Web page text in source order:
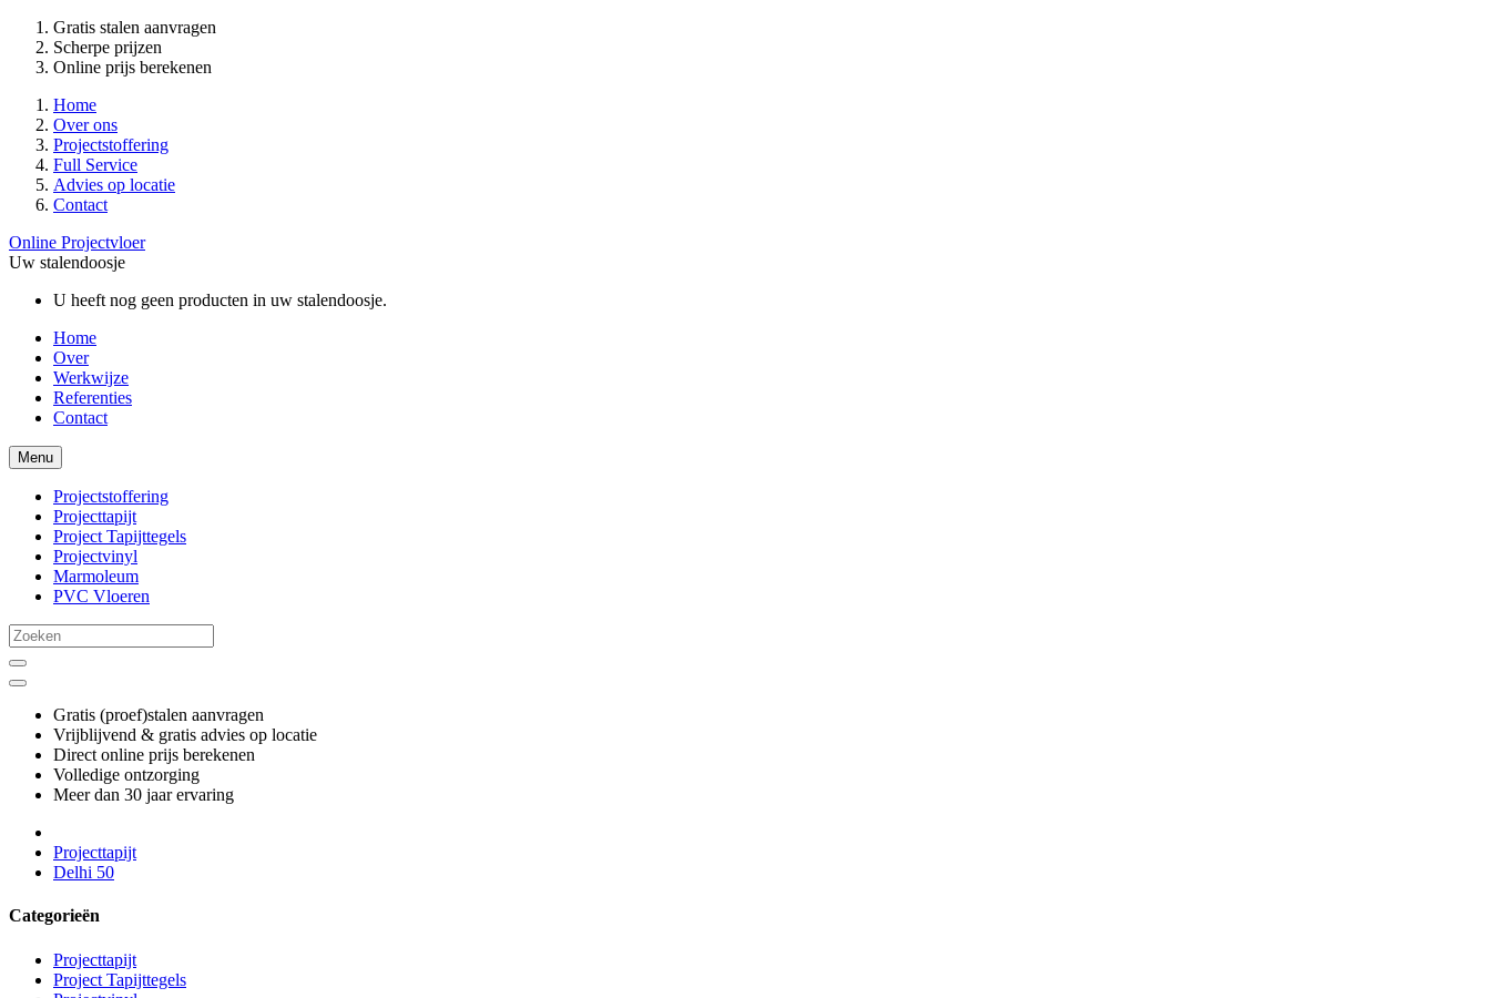
Gratis stalen aanvragen
Scherpe prijzen
Online prijs berekenen
Home
Over ons
Projectstoffering
Full Service
Advies op locatie
Contact
Online Projectvloer
Uw stalendoosje
U heeft nog geen producten in uw stalendoosje.
Home
Over
Werkwijze
Referenties
Contact
Menu
Projectstoffering
Projecttapijt
Project Tapijttegels
Projectvinyl
Marmoleum
PVC Vloeren
Gratis (proef)stalen aanvragen
Vrijblijvend & gratis advies op locatie
Direct online prijs berekenen
Volledige ontzorging
Meer dan 30 jaar ervaring
Projecttapijt
Delhi 50
Categorieën
Projecttapijt
Project Tapijttegels